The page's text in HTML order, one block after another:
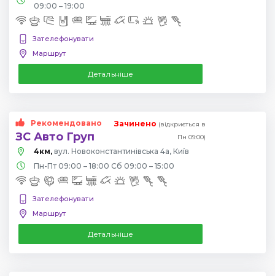
09:00 – 19:00
Зателефонувати
Маршрут
Детальніше
Рекомендовано
ЗС Авто Груп
Зачинено (відкриється в
Пн 09:00)
4км, вул. Новоконстантинівська 4а, Київ
Пн-Пт 09:00 – 18:00 Сб 09:00 – 15:00
Зателефонувати
Маршрут
Детальніше